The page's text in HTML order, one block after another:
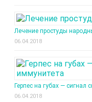
Лечение простуды
06.04.2018
Герпес на губах — сигнал
06.04.2018